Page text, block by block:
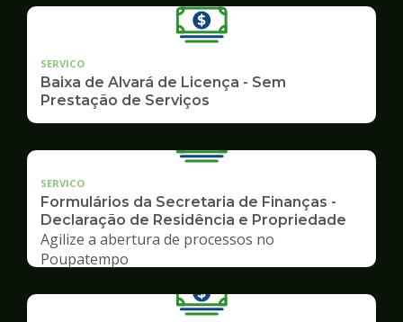
SERVICO
Baixa de Alvará de Licença - Sem
Prestação de Serviços
SERVICO
Formulários da Secretaria de Finanças -
Declaração de Residência e Propriedade
Agilize a abertura de processos no
Poupatempo